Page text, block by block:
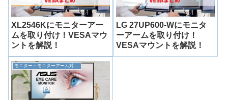
XL2546Kにモニターアー
ムを取り付け！VESAマウ
ントを解説！
LG 27UP600-Wにモニタ
ーアームを取り付け！
VESAマウントを解説！
モニター＋モニターアーム対応情報